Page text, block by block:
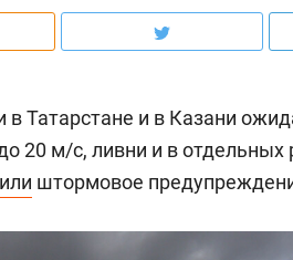
в Татарстане и в Казани
20 м/c, ливни и в отдельных
штормовое